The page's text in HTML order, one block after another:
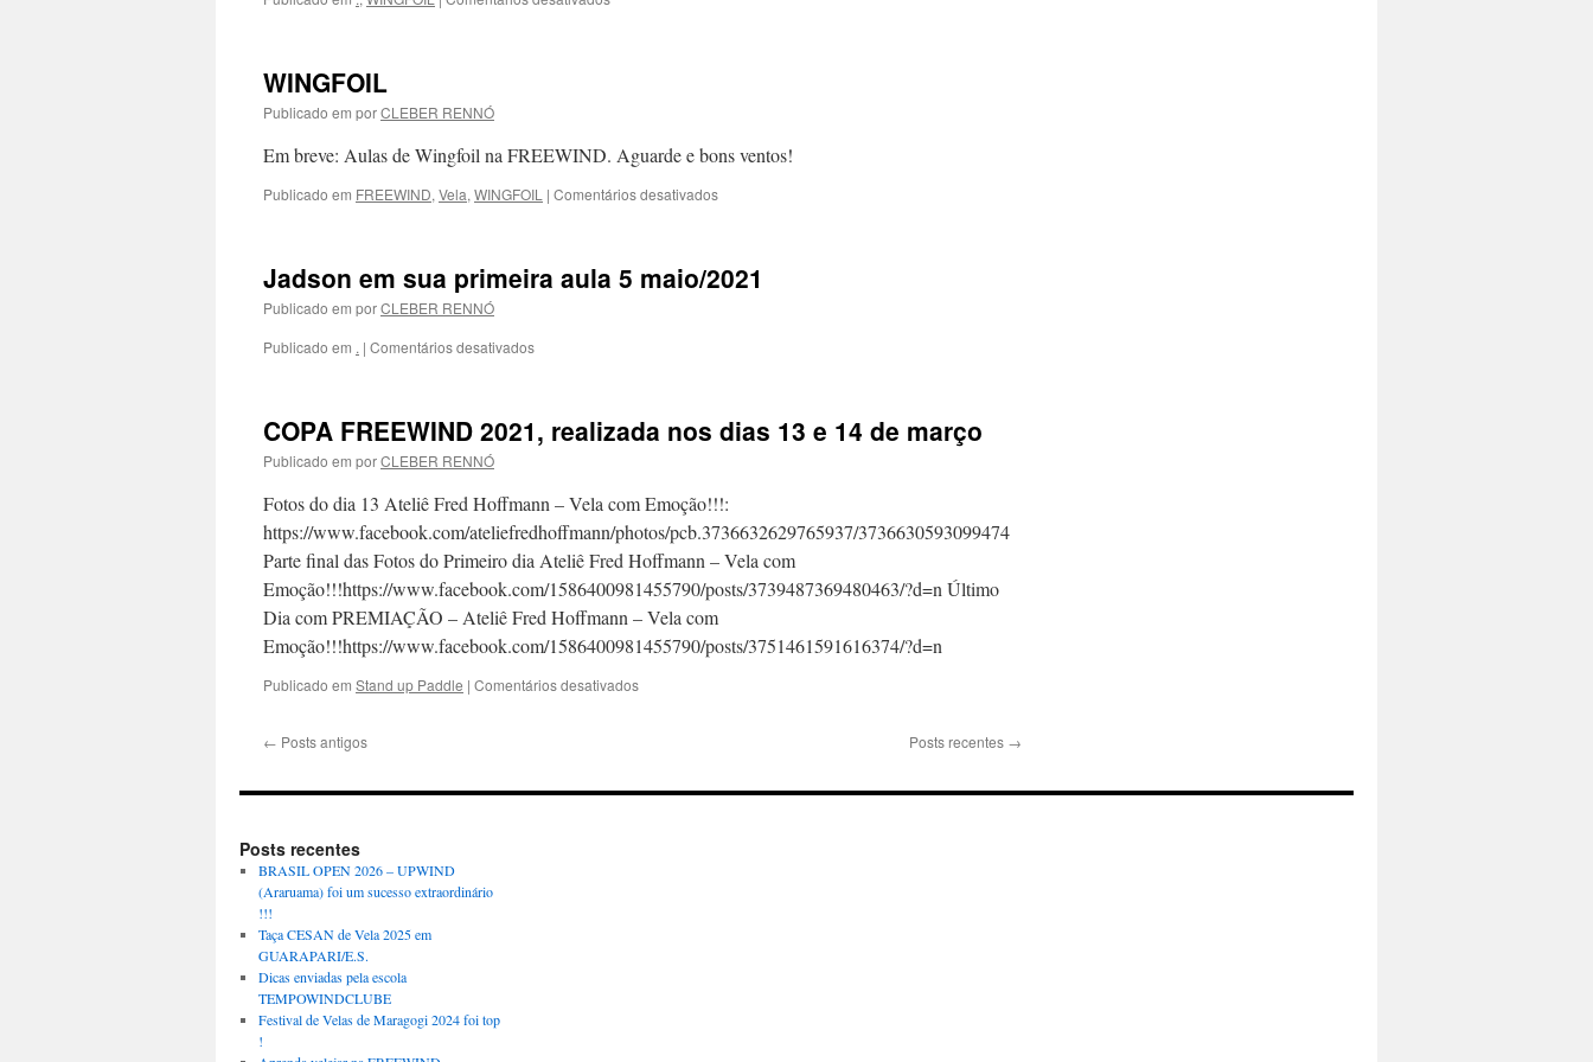
WINGFOIL
Publicado em porCLEBER RENNÓ
Em breve: Aulas de Wingfoil na FREEWIND. Aguarde e bons ventos!
Publicado em FREEWIND, Vela, WINGFOIL | Comentários desativadosem
Jadson em sua primeira aula 5 maio/2021
Publicado em porCLEBER RENNÓ
Publicado em . | Comentários desativadosem
primeira
aula
maio/2021
COPA FREEWIND 2021, realizada nos dias 13 e 14 de março
Publicado em porCLEBER RENNÓ
Fotos do dia 13 Ateliê Fred Hoffmann – Vela com Emoção!!!:
https://www.facebook.com/ateliefredhoffmann/photos/pcb.3736632629765937/3736630593099474
Parte final das Fotos do Primeiro dia Ateliê Fred Hoffmann – Vela com
Emoção!!!https://www.facebook.com/1586400981455790/posts/3739487369480463/?d=n Último
Dia com PREMIAÇÃO – Ateliê Fred Hoffmann – Vela com
Emoção!!!https://www.facebook.com/1586400981455790/posts/3751461591616374/?d=n
Publicado em Stand up Paddle | Comentários desativadosem
nos
← Posts antigos Posts recentes →
Posts recentes
BRASIL OPEN 2026 – UPWIND
(Araruama) foi um sucesso extraordinário
!!!
Taça CESAN de Vela 2025 em
GUARAPARI/E.S.
Dicas enviadas pela escola
TEMPOWINDCLUBE
Festival de Velas de Maragogi 2024 foi top
!